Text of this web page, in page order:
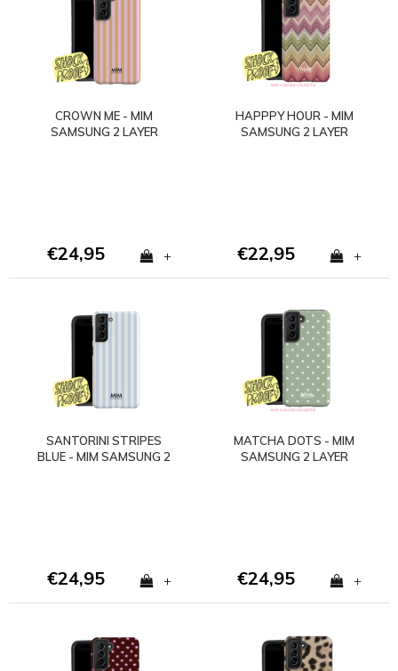
CROWN ME - MIM
SAMSUNG 2 LAYER
€24,95 +
HAPPPY HOUR - MIM
SAMSUNG 2 LAYER
€22,95 +
SANTORINI STRIPES
BLUE - MIM SAMSUNG 2
€24,95 +
MATCHA DOTS - MIM
SAMSUNG 2 LAYER
€24,95 +